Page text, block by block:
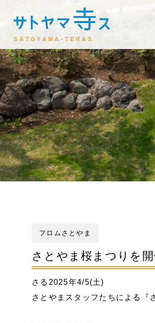
フロムさとやま
さとやま桜まつりを
さる2025年4/5(土)
さとやまスタッフたちによる『